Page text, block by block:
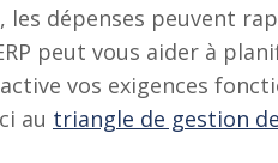
les dépenses peuvent
peut vous aider à
vos exigences
au triangle de gestion